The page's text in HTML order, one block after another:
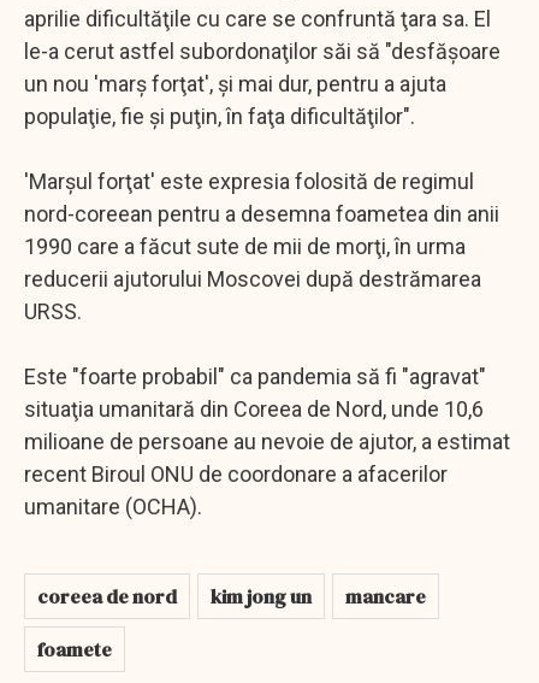
aprilie dificultăţile cu care se confruntă ţara sa. El
le-a cerut astfel subordonaţilor săi să "desfăşoare
un nou 'marş forţat', şi mai dur, pentru a ajuta
populaţie, fie şi puţin, în faţa dificultăţilor".
'Marşul forţat' este expresia folosită de regimul
nord-coreean pentru a desemna foametea din anii
1990 care a făcut sute de mii de morţi, în urma
reducerii ajutorului Moscovei după destrămarea
URSS.
Este "foarte probabil" ca pandemia să fi "agravat"
situaţia umanitară din Coreea de Nord, unde 10,6
milioane de persoane au nevoie de ajutor, a estimat
recent Biroul ONU de coordonare a afacerilor
umanitare (OCHA).
coreea de nord kim jong un
mancare
foamete